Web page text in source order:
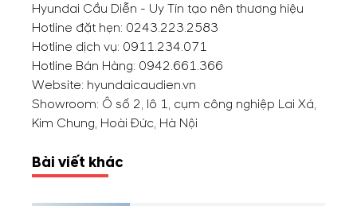
Hyundai Cầu Diễn - Uy Tín tạo nên thương hiệu
Hotline đặt hẹn: 0243.223.2583
Hotline dịch vụ: 0911.234.071
Hotline Bán Hàng: 0942.661.366
Website: hyundaicaudien.vn
Showroom: Ô số 2, lô 1, cụm công nghiệp Lai Xá,
Kim Chung, Hoài Đức, Hà Nội
Bài viết khác